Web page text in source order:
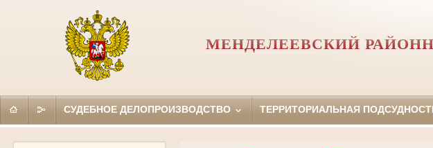
МЕНДЕЛЕЕВСКИЙ
СУДЕБНОЕ ДЕЛОПРОИЗВОДСТВО ТЕРРИТОРИАЛЬНАЯ